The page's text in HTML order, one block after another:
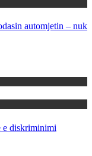
automjetin – nuk
e diskriminimi